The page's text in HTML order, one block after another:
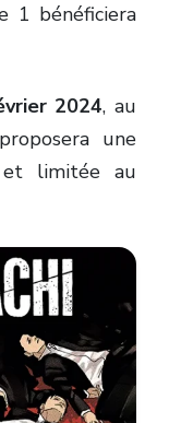
1 bénéficiera
2024, au
une
et limitée au